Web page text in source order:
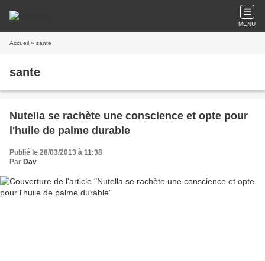
MENU
Accueil » sante
sante
Nutella se rachète une conscience et opte pour
l'huile de palme durable
Publié le 28/03/2013 à 11:38
Par Dav